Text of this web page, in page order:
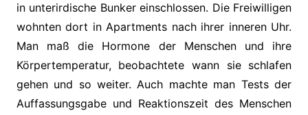
in unterirdische Bunker einschlossen. Die Freiwilligen
wohnten dort in Apartments nach ihrer inneren Uhr.
Man maß die Hormone der Menschen und ihre
Körpertemperatur, beobachtete wann sie schlafen
gehen und so weiter. Auch machte man Tests der
Auffassungsgabe und Reaktionszeit des Menschen